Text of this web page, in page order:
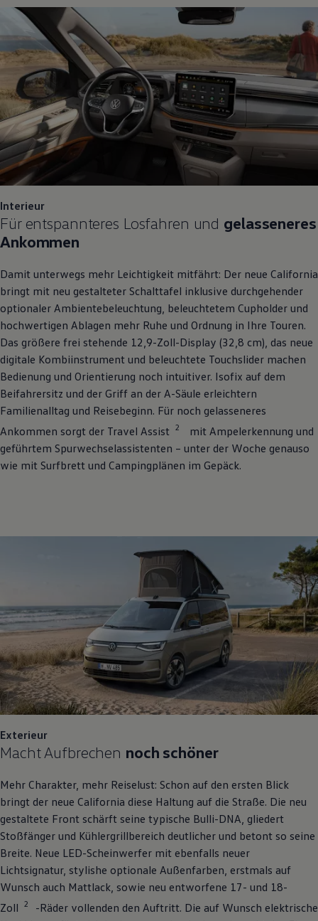
Interieur
Für entspannteres Losfahren und gelasseneres
Ankommen
Damit unterwegs mehr Leichtigkeit mitfährt: Der neue California
bringt mit neu gestalteter Schalttafel inklusive durchgehender
optionaler Ambientebeleuchtung, beleuchtetem Cupholder und
hochwertigen Ablagen mehr Ruhe und Ordnung in Ihre Touren.
Das größere frei stehende 12,9-Zoll-Display (32,8 cm), das neue
digitale Kombiinstrument und beleuchtete Touchslider machen
Bedienung und Orientierung noch intuitiver. Isofix auf dem
Beifahrersitz und der Griff an der A-Säule erleichtern
Familienalltag und Reisebeginn. Für noch gelasseneres
Ankommen sorgt der Travel Assist 2
mit Ampelerkennung und
geführtem Spurwechselassistenten – unter der Woche genauso
wie mit Surfbrett und Campingplänen im Gepäck.
Exterieur
Macht Aufbrechen noch schöner
Mehr Charakter, mehr Reiselust: Schon auf den ersten Blick
bringt der neue California diese Haltung auf die Straße. Die neu
gestaltete Front schärft seine typische Bulli-DNA, gliedert
Stoßfänger und Kühlergrillbereich deutlicher und betont so seine
Breite. Neue LED-Scheinwerfer mit ebenfalls neuer
Lichtsignatur, stylishe optionale Außenfarben, erstmals auf
Wunsch auch Mattlack, sowie neu entworfene 17- und 18-
Zoll
2
-Räder vollenden den Auftritt. Die auf Wunsch elektrische